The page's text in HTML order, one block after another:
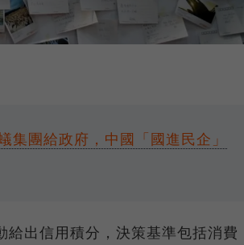
團給政府，中國「國進民企」
出信用積分，決策基準包括消費